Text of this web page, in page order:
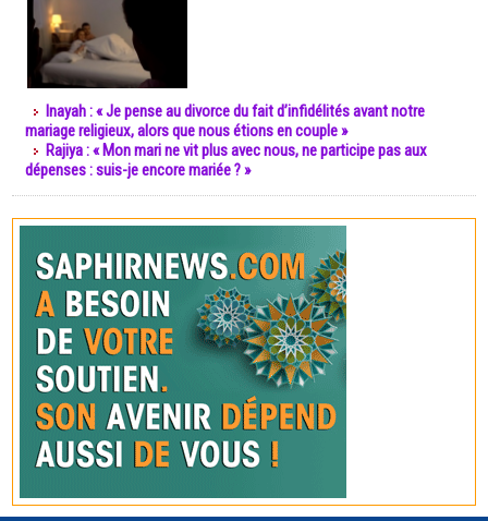
Inayah : « Je pense au divorce du fait d’infidélités avant notre
mariage religieux, alors que nous étions en couple »
Rajiya : « Mon mari ne vit plus avec nous, ne participe pas aux
dépenses : suis-je encore mariée ? »